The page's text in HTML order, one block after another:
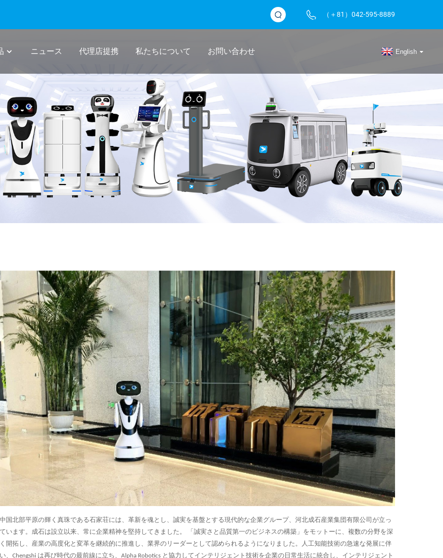
（＋81）042-595-8889
ニュース 代理店提携 私たちについて お問い合わせ English
中国北部平原の輝く真珠である石家荘には、革新を魂とし、誠実を基盤とする現代的な企業グループ、河北成石産業集団有限公司が立っ
ています。成石は設立以来、常に企業精神を堅持してきました。 「誠実さと品質第一のビジネスの構築」をモットーに、複数の分野を深
く開拓し、産業の高度化と変革を継続的に推進し、業界のリーダーとして認められるようになりました。人工知能技術の急速な発展に伴
い、Chengshi は再び時代の最前線に立ち、Alpha Robotics と協力してインテリジェント技術を企業の日常生活に統合し、インテリジェント